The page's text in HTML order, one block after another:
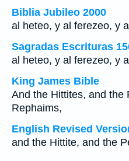
Biblia Jubileo 2000
al heteo, y al ferezeo, y
Sagradas Escrituras
al heteo, y al ferezeo, y
King James Bible
And the Hittites, and the
Rephaims,
English Revised
and the Hittite, and the